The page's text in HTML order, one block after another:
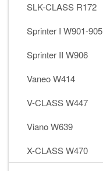
SLK-CLASS R172
Sprinter I W901-905
Sprinter II W906
Vaneo W414
V-CLASS W447
Viano W639
X-CLASS W470